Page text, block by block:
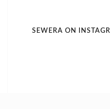
SEWERA ON